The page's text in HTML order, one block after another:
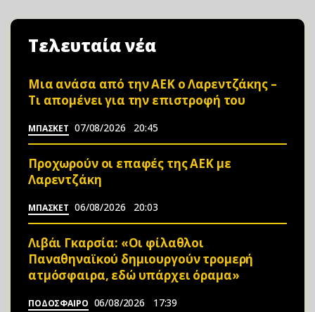
Τελευταία νέα
Μια ανάσα από την ΑΕΚ ο Λαρεντζάκης –
Τι απομένει για την επιστροφή του
ΜΠΑΣΚΕΤ 07/08/2026 20:45
Προχωρούν οι επαφές της ΑΕΚ με
Λαρεντζάκη
ΜΠΑΣΚΕΤ 06/08/2026 20:03
Λιβάι Γκαρσία: «Οι φίλαθλοι
Παναθηναϊκού δημιουργούν τρομερή
ατμόσφαιρα, εδώ υπάρχει όραμα»
ΠΟΔΟΣΦΑΙΡΟ 06/08/2026 17:39